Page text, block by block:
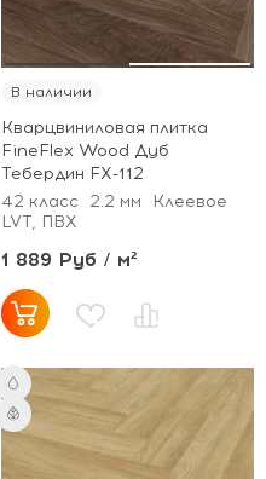
В наличии
Кварцвиниловая плитка
FineFlex Wood Дуб
Тебердин FX-112
42 класс
2.2 мм
Клеевое
LVT, ПВХ
1 889 Руб / м²